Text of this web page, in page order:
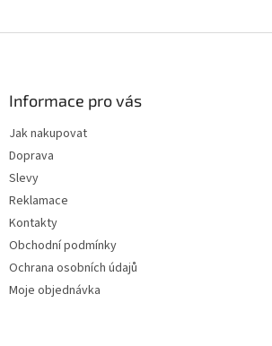
Informace pro vás
Jak nakupovat
Doprava
Slevy
Reklamace
Kontakty
Obchodní podmínky
Ochrana osobních údajů
Moje objednávka